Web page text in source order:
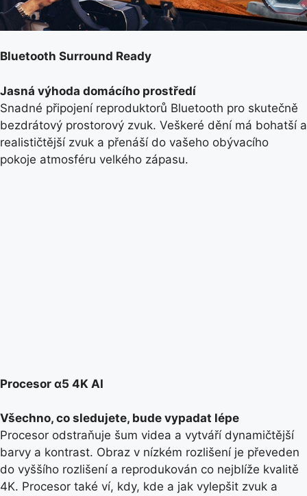
Bluetooth Surround Ready
Jasná výhoda domácího prostředí
Snadné připojení reproduktorů Bluetooth pro skutečně
bezdrátový prostorový zvuk. Veškeré dění má bohatší a
realističtější zvuk a přenáší do vašeho obývacího
pokoje atmosféru velkého zápasu.
Procesor α5 4K AI
Všechno, co sledujete, bude vypadat lépe
Procesor odstraňuje šum videa a vytváří dynamičtější
barvy a kontrast. Obraz v nízkém rozlišení je převeden
do vyššího rozlišení a reprodukován co nejblíže kvalitě
4K. Procesor také ví, kdy, kde a jak vylepšit zvuk a